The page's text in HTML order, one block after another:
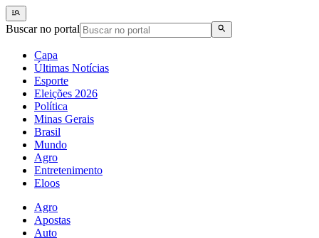
Buscar no portal
Capa
Últimas Notícias
Esporte
Eleições 2026
Política
Minas Gerais
Brasil
Mundo
Agro
Entretenimento
Eloos
Agro
Apostas
Auto